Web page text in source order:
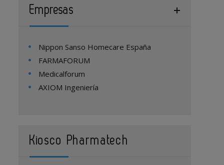
Empresas
Nippon Sanso Homecare España
FARMAFORUM
Medicalforum
AXIOM Ingeniería
Kiosco Pharmatech